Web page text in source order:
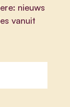
nieuws
vanuit